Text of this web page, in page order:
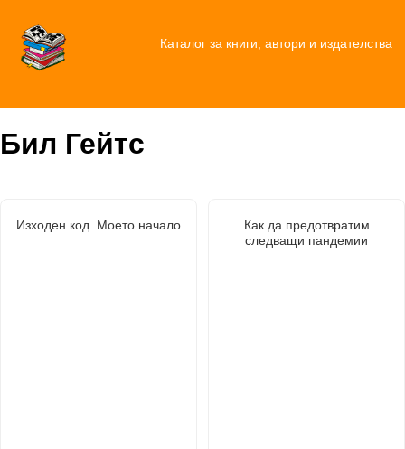
Каталог за книги, автори и издателства
Бил Гейтс
Изходен код. Моето начало
Как да предотвратим
следващи пандемии